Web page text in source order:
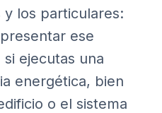
y los particulares:
ese
ejecutas una
energética, bien
o el sistema